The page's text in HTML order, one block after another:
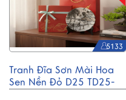
5133
Tranh Đĩa Sơn Mài Hoa
Sen Nền Đỏ D25 TD25-